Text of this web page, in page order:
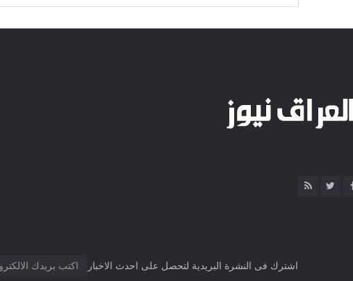
اشترك فى النشرة البريدية لتحصل على احدث الاخبار